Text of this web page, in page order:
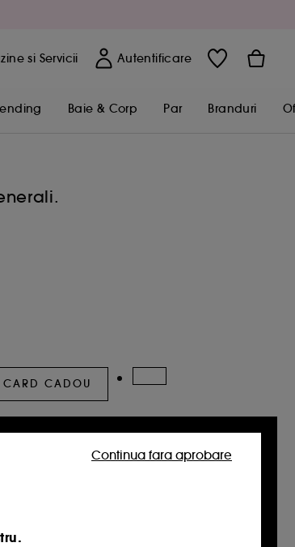
si Servicii Autentificare
Baie & Corp Par Branduri
CARD CADOU
Continua fara aprobare